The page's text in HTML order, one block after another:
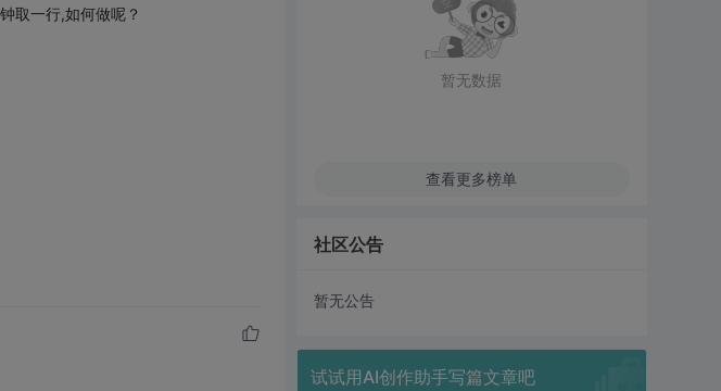
取一行,如何做呢？
暂无数据
查看更多榜单
社区公告
暂无公告
试试用AI创作助手写篇文章吧